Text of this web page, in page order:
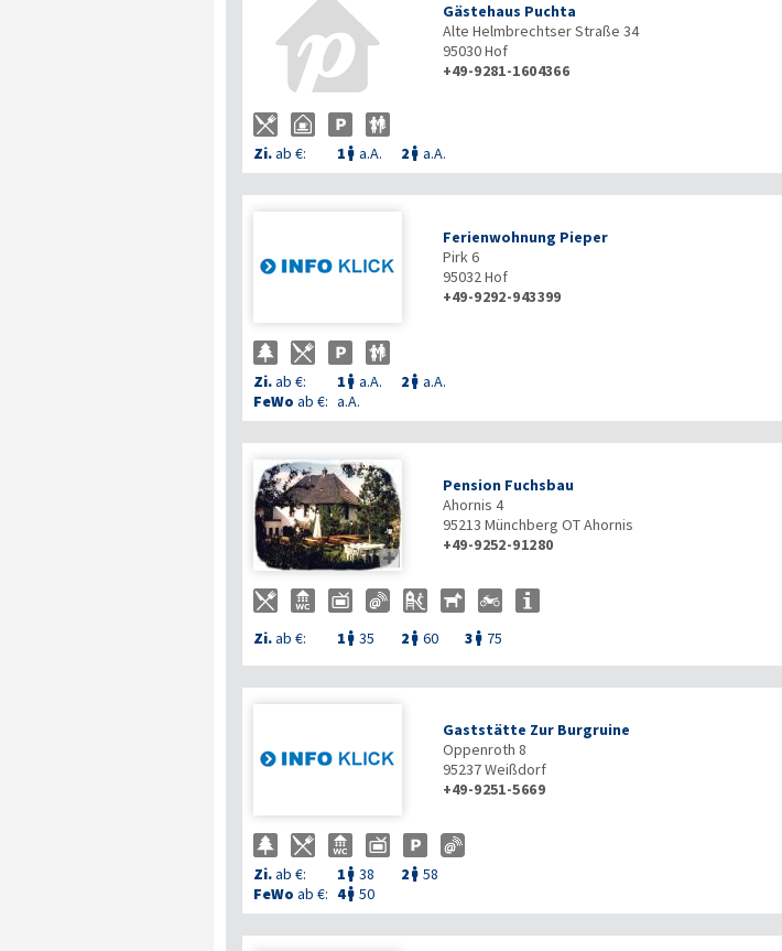
Gästehaus Puchta
Alte Helmbrechtser Straße 34
95030Hof
+49-9281-1604366
Zi.ab €: 1  a.A. 2  a.A.
Ferienwohnung Pieper
Pirk 6
95032Hof
+49-9292-943399
Zi.ab €: 1  a.A. 2  a.A.
FeWo ab €: a.A.

Pension Fuchsbau
Ahornis 4
95213 Münchberg OT Ahornis
+49-9252-91280
Zi.ab €: 1  35 2  60 3  75
Gaststätte Zur Burgruine
Oppenroth 8
95237Weißdorf
+49-9251-5669
Zi.ab €: 1  38 2  58
FeWo ab €: 4 50